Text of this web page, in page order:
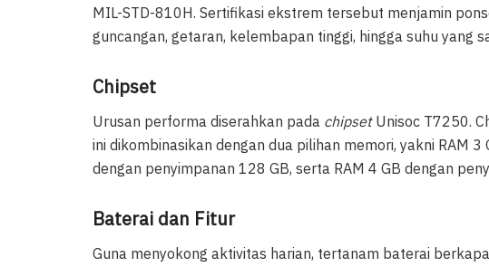
MIL-STD-810H. Sertifikasi ekstrem tersebut menjamin
guncangan, getaran, kelembapan tinggi, hingga suhu yang
Chipset
Urusan performa diserahkan pada chipsetUnisoc T7250.
ini dikombinasikan dengan dua pilihan memori, yakni RAM 3
dengan penyimpanan 128 GB, serta RAM 4 GB dengan
Baterai dan Fitur
Guna menyokong aktivitas harian, tertanam baterai